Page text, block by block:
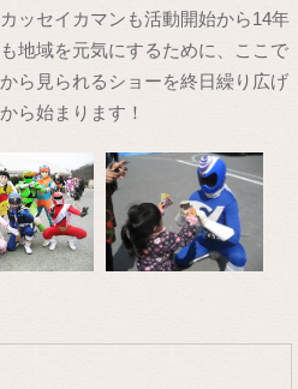
ッセイカマンも活動開始から14年
地域を元気にするために、ここで
ら見られるショーを終日繰り広げ
ら始まります！